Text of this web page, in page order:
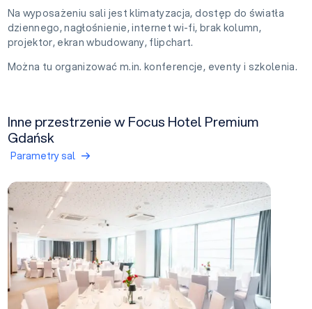
Na wyposażeniu sali jest klimatyzacja, dostęp do światła
dziennego, nagłośnienie, internet wi-fi, brak kolumn,
projektor, ekran wbudowany, flipchart.
Można tu organizować m.in. konferencje, eventy i szkolenia.
Inne przestrzenie w Focus Hotel Premium
Gdańsk
Parametry sal
Lightroom